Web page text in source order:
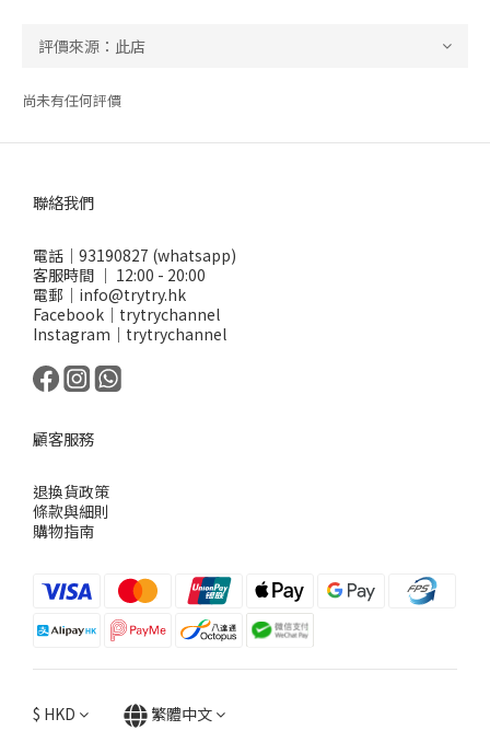
尚未有任何評價
聯絡我們
電話｜93190827 (whatsapp)
客服時間 ｜ 12:00 - 20:00
電郵｜info@trytry.hk
Facebook｜trytrychannel
Instagram｜trytrychannel
顧客服務
退換貨政策
條款與細則
購物指南
$ HKD 繁體中文